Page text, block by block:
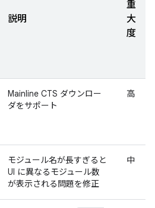
説明
重
大
度
Mainline CTS ダウンロー
ダをサポート
高
モジュール名が長すぎると
UI に異なるモジュール数
が表示される問題を修正
中